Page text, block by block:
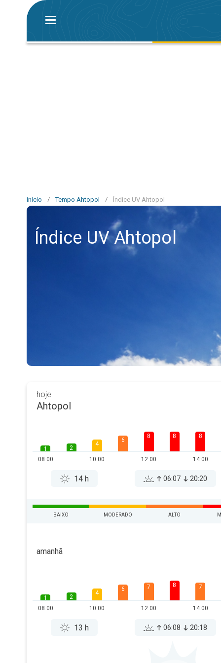
Início / Tempo Ahtopol / Índice UV Ahtopol
Índice UV Ahtopol
hoje
Ahtopol
1
08:00
2
4
10:00
6
8
12:00
8 8
14:00
14 h 06:07 20:20
BAIXO MODERADO ALTO
amanhã
1
08:00
2
4
10:00
6 7
12:00
8 7
14:00
13 h 06:08 20:18